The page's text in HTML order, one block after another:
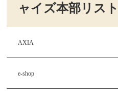
ャイズ本部リス
AXIA
e-shop